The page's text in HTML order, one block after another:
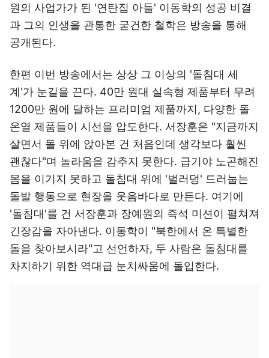
원의 사업가가 된 '연탄집 아들' 이동학의 성공 비결
과 그의 인생을 관통한 굳건한 철학은 방송을 통해
공개된다.
한편 이번 방송에서는 상상 그 이상의 '돌침대 세
계'가 눈길을 끈다. 40만 원대 실속형 제품부터 무려
1200만 원에 달하는 프리미엄 제품까지, 다양한 돌
온열 제품들이 시선을 압도한다. 서장훈은 "지금까지
살면서 돌 위에 앉아본 건 처음인데 생각보다 훨씬
괜찮다"며 놀라움을 감추지 못한다. 급기야 노곤해진
몸을 이기지 못하고 돌침대 위에 '벌러덩' 드러눕는
돌발 행동으로 현장을 웃음바다로 만든다. 여기에
'돌침대'를 건 서장훈과 장예원의 즉석 미션이 펼쳐져
긴장감을 자아낸다. 이동학이 "북한에서 온 특별한
돌을 찾아보시라"고 선언하자, 두 사람은 돌침대를
차지하기 위한 역대급 눈치싸움에 돌입한다.